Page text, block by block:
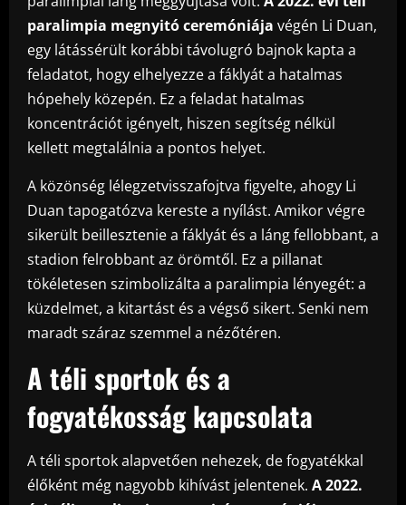
paralimpia megnyitó ceremóniája végén Li Duan,
egy látássérült korábbi távolugró bajnok kapta a
feladatot, hogy elhelyezze a fáklyát a hatalmas
hópehely közepén. Ez a feladat hatalmas
koncentrációt igényelt, hiszen segítség nélkül
kellett megtalálnia a pontos helyet.
A közönség lélegzetvisszafojtva figyelte, ahogy Li
Duan tapogatózva kereste a nyílást. Amikor végre
sikerült beillesztenie a fáklyát és a láng fellobbant, a
stadion felrobbant az örömtől. Ez a pillanat
tökéletesen szimbolizálta a paralimpia lényegét: a
küzdelmet, a kitartást és a végső sikert. Senki nem
maradt száraz szemmel a nézőtéren.
A téli sportok és a
fogyatékosság kapcsolata
A téli sportok alapvetően nehezek, de fogyatékkal
élőként még nagyobb kihívást jelentenek. A 2022.